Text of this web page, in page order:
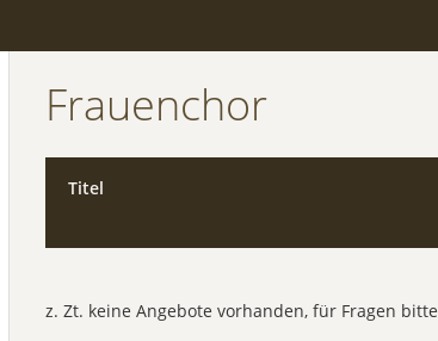
Frauenchor
Titel
z. Zt. keine Angebote vorhanden, für Fragen bitte